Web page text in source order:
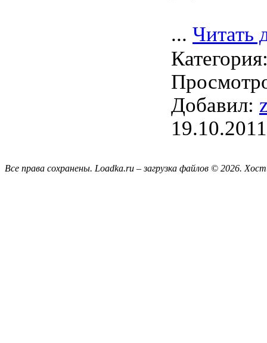
... Читать
Добавил:
19.10.2011
Все права сохранены. Loadka.ru – загрузка файлов © 2026.